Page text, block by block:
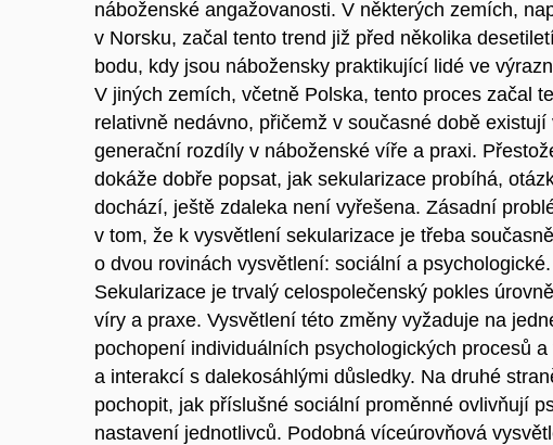
náboženské angažovanosti. V některých zemích,
v Norsku, začal tento trend již před několika
bodu, kdy jsou nábožensky praktikující lidé ve
V jiných zemích, včetně Polska, tento proces začal
relativně nedávno, přičemž v současné době existují
generační rozdíly v náboženské víře a praxi.
dokáže dobře popsat, jak sekularizace probíhá,
dochází, ještě zdaleka není vyřešena. Zásadní
v tom, že k vysvětlení sekularizace je třeba
o dvou rovinách vysvětlení: sociální a psychologické.
Sekularizace je trvalý celospolečenský pokles
víry a praxe. Vysvětlení této změny vyžaduje na
pochopení individuálních psychologických procesů
a interakcí s dalekosáhlými důsledky. Na druhé
pochopit, jak příslušné sociální proměnné ovlivňují
nastavení jednotlivců. Podobná víceúrovňová